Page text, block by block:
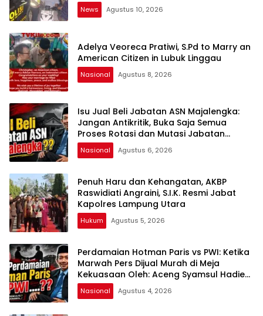
News Agustus 10, 2026
Adelya Veoreca Pratiwi, S.Pd to Marry an
American Citizen in Lubuk Linggau
Nasional Agustus 8, 2026
Isu Jual Beli Jabatan ASN Majalengka:
Jangan Antikritik, Buka Saja Semua
Proses Rotasi dan Mutasi Jabatan
kepada Publik Oleh: Aceng Syamsul
Hadie, S.Sos., MM. Ketua Dewan Pembina
Nasional Agustus 6, 2026
Penuh Haru dan Kehangatan, AKBP
Raswidiati Angraini, S.I.K. Resmi Jabat
Kapolres Lampung Utara
Hukum Agustus 5, 2026
Perdamaian Hotman Paris vs PWI: Ketika
Marwah Pers Dijual Murah di Meja
Kekuasaan Oleh: Aceng Syamsul Hadie
(ASH)”
Nasional Agustus 4, 2026